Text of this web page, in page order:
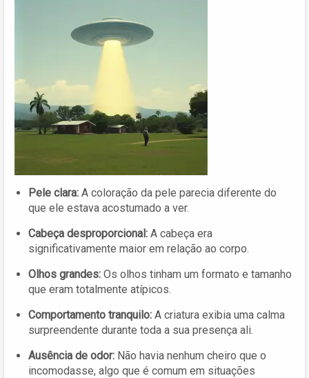
Pele clara: A coloração da pele parecia diferente do
que ele estava acostumado a ver.
Cabeça desproporcional: A cabeça era
significativamente maior em relação ao corpo.
Olhos grandes: Os olhos tinham um formato e tamanho
que eram totalmente atípicos.
Comportamento tranquilo: A criatura exibia uma calma
surpreendente durante toda a sua presença ali.
Ausência de odor: Não havia nenhum cheiro que o
incomodasse, algo que é comum em situações